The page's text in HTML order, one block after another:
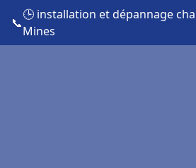
📞
🕒 installation et dépannage
Mines